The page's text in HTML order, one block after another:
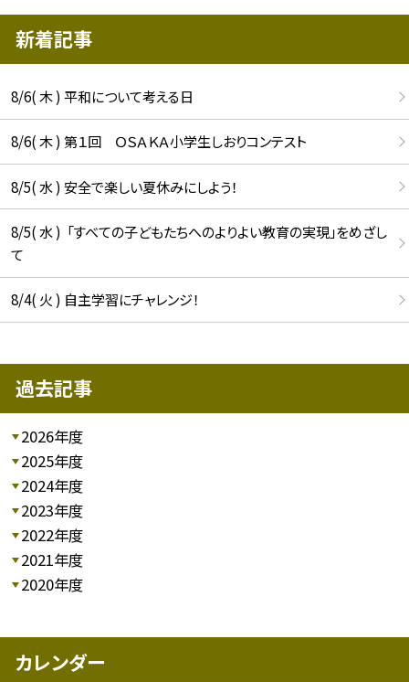
新着記事
8/6( 木 ) 平和について考える日
8/6( 木 ) 第１回 ＯＳＡＫＡ小学生しおりコンテスト
8/5( 水 ) 安全で楽しい夏休みにしよう！
8/5( 水 ) 「すべての子どもたちへのよりよい教育の実現」をめざし
て
8/4( 火 ) 自主学習にチャレンジ！
過去記事
2026年度
2025年度
2024年度
2023年度
2022年度
2021年度
2020年度
カレンダー